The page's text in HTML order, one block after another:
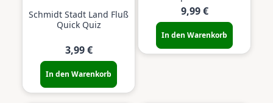
Schmidt Stadt Land Fluß
Quick Quiz
3,99 €
In den Warenkorb
9,99 €
In den Warenkorb